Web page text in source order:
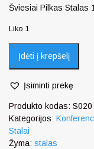
Šviesiai Pilkas Stalas
Liko 1
Įdėti į krepšelį
Įsiminti prekę
Produkto kodas: S020
Kategorijos:
Stalai
Žyma: stalas